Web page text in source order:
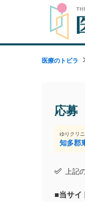
医療のトビラ
応募
ゆりクリ
知多郡
上記
■当サイ